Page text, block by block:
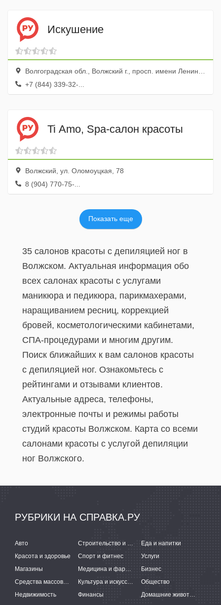
Искушение
Волгоградская обл., Волжский г., просп. имени Ленина, 97
+7 (844) 339-32-...
Ti Amo, Spa-салон красоты
Волжский, ул. Оломоуцкая, 78
8 (904) 770-75-...
Показать еще
35 салонов красоты с депиляцией ног в
Волжском. Актуальная информация обо
всех салонах красоты с услугами
маникюра и педикюра, парикмахерами,
наращиванием ресниц, коррекцией
бровей, косметологическими кабинетами,
СПА-процедурами и многим другим.
Поиск ближайших к вам салонов красоты
с депиляцией ног. Ознакомьтесь с
рейтингами и отзывами клиентов.
Актуальные адреса, телефоны,
электронные почты и режимы работы
студий красоты Волжском. Карта со всеми
салонами красоты с услугой депиляции
ног Волжского.
РУБРИКИ НА СПРАВКА.РУ
Авто Строительство и ремонт
Еда и напитки
Красота и здоровье
Спорт и фитнес
Услуги
Магазины
Медицина и фармацевтика
Бизнес
Средства массовой информации
Культура и искусство
Общество
Недвижимость
Финансы
Домашние животные